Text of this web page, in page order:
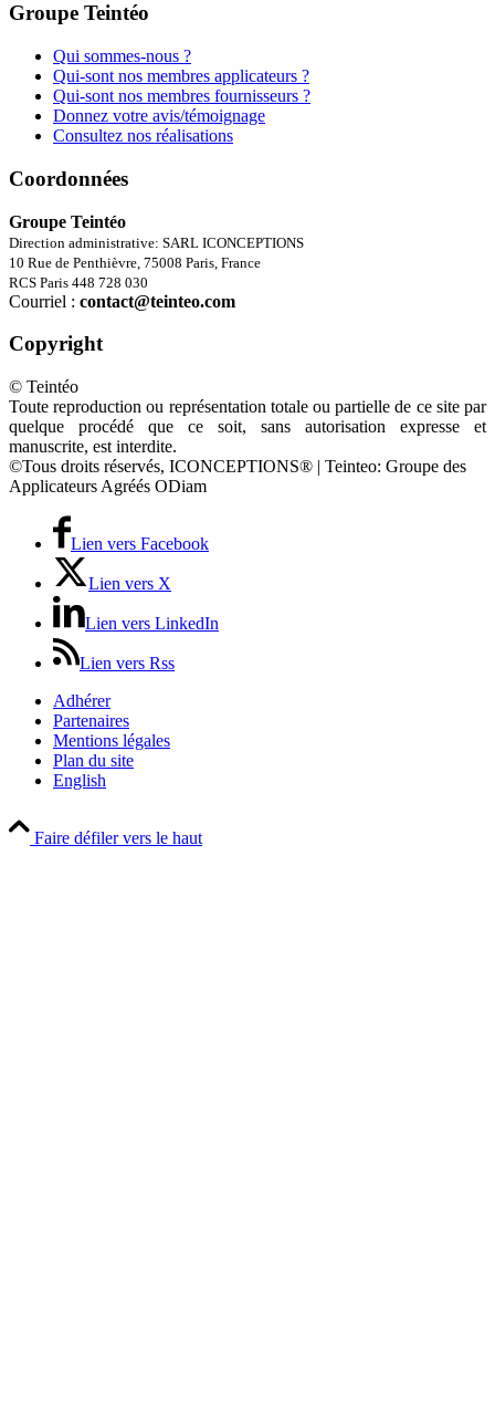
Groupe Teintéo
Qui sommes-nous ?
Qui-sont nos membres applicateurs ?
Qui-sont nos membres fournisseurs ?
Donnez votre avis/témoignage
Consultez nos réalisations
Coordonnées
Groupe Teintéo
Direction administrative: SARL ICONCEPTIONS
10 Rue de Penthièvre, 75008 Paris, France
RCS Paris 448 728 030
Courriel : contact@teinteo.com
Copyright
© Teintéo
Toute reproduction ou représentation totale ou partielle de ce site par
quelque procédé que ce soit, sans autorisation expresse et
manuscrite, est interdite.
©Tous droits réservés, ICONCEPTIONS® | Teinteo: Groupe des
Applicateurs Agréés ODiam
Lien vers Facebook
Lien vers X
Lien vers LinkedIn
Lien vers Rss
Adhérer
Partenaires
Mentions légales
Plan du site
English
Faire défiler vers le haut